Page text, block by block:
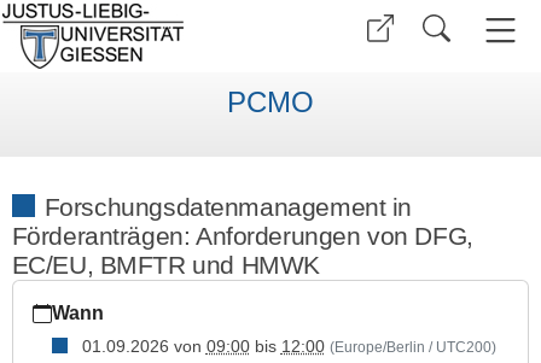
PCMO
Forschungsdatenmanagement in
Förderanträgen: Anforderungen von DFG,
EC/EU, BMFTR und HMWK
giessen.de/de/org/admin/dez/c/personalentwicklung/pcmo/
Forschungsdatenmanagement
Wann
01.09.2026 von 09:00bis 12:00 (Europe/Berlin / UTC200)